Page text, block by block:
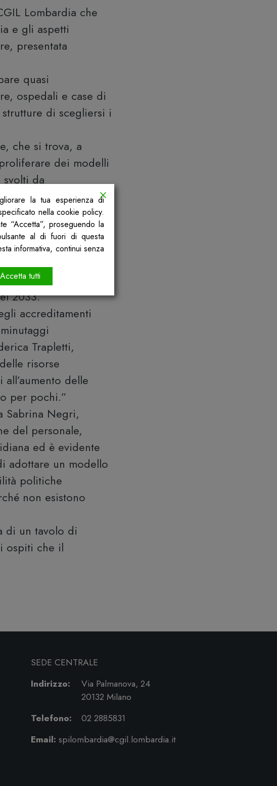
Lombardia che
e gli aspetti
presentata
quasi
ospedali e case di
di scegliersi i
che si trova, a
dei modelli
da
operatori, sanitari o
Delibera delle
che dovrà
che, secondo le
562.000 delle
2033.
accreditamenti
Trapletti,
risorse
delle
per pochi.”
Sabrina Negri,
del personale,
ed è evidente
adottare un modello
politiche
non esistono
di un tavolo di
ospiti che il
SEDE CENTRALE
Indirizzo:
Via Palmanova, 24
20132 Milano
Telefono:
02 2885831
Email: spilombardia@cgil.lombardia.it
la tua esperienza di
nella cookie policy.
“Accetta”, proseguendo la
al di fuori di questa
informativa, continui senza
Accetta tutti